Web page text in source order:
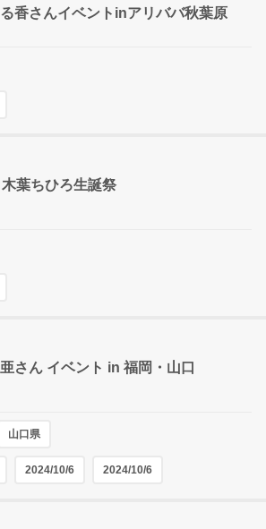
香さんイベントinアリババ秋葉原
葉ちひろ生誕祭
さん イベント in 福岡・山口
山口県
2024/10/6 2024/10/6